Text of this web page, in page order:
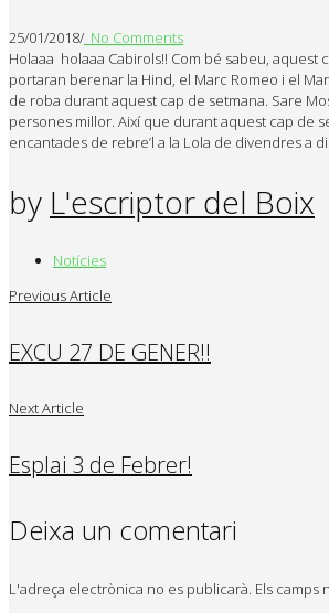
25/01/2018/ No Comments
Holaaa holaaa Cabirols!! Com bé sabeu, aquest
portaran berenar la Hind, el Marc Romeo i el
de roba durant aquest cap de setmana. Sare
persones millor. Així que durant aquest cap de
encantades de rebre’l a la Lola de divendres a
by L'escriptor del Boix
Notícies
Previous Article
EXCU 27 DE GENER!!
Next Article
Esplai 3 de Febrer!
Deixa un comentari
L'adreça electrònica no es publicarà. Els camps